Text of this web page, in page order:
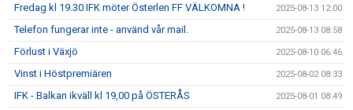
Fredag kl 19.30 IFK möter Österlen FF VÄLKOMNA ! 2025-08-13 12:00
Telefon fungerar inte - använd vår mail. 2025-08-13 08:58
Förlust i Växjö 2025-08-10 06:46
Vinst i Höstpremiären 2025-08-02 08:33
IFK - Balkan ikväll kl 19,00 på ÖSTERÅS 2025-08-01 08:49